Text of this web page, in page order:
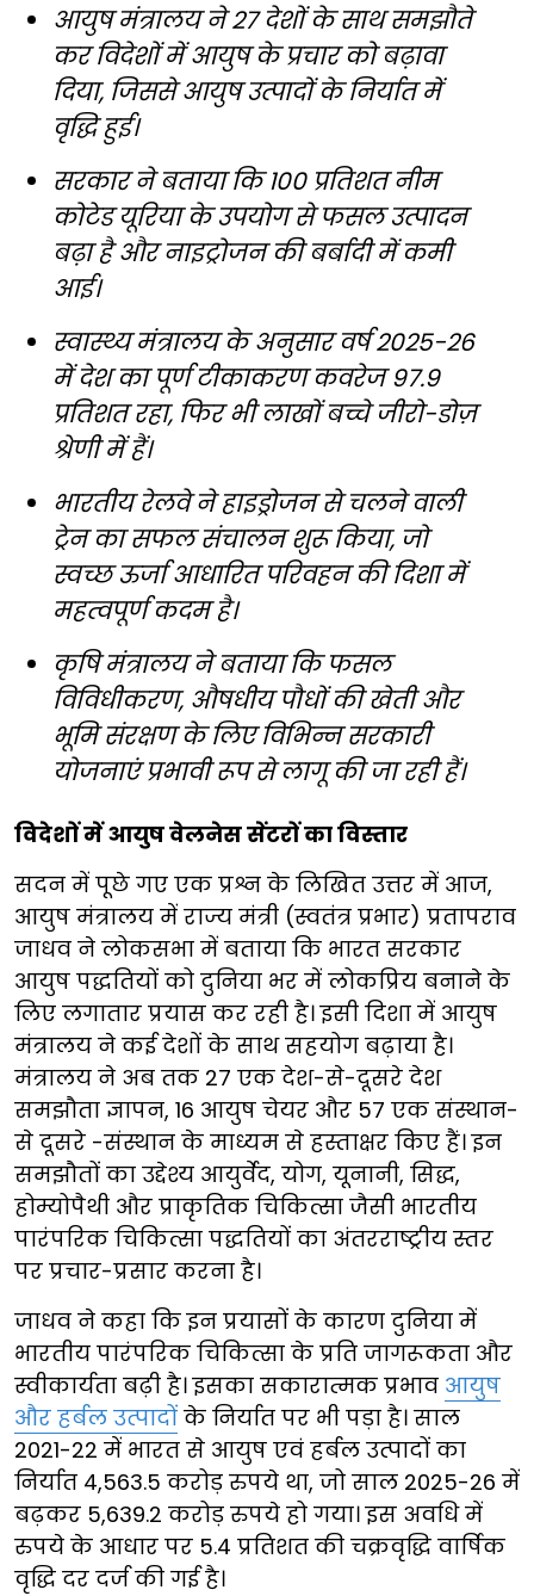
आयुष मंत्रालय ने 27 देशों के साथ समझौते
कर विदेशों में आयुष के प्रचार को बढ़ावा
दिया, जिससे आयुष उत्पादों के निर्यात में
वृद्धि हुई।
सरकार ने बताया कि 100 प्रतिशत नीम
कोटेड यूरिया के उपयोग से फसल उत्पादन
बढ़ा है और नाइट्रोजन की बर्बादी में कमी
आई।
स्वास्थ्य मंत्रालय के अनुसार वर्ष 2025-26
में देश का पूर्ण टीकाकरण कवरेज 97.9
प्रतिशत रहा, फिर भी लाखों बच्चे जीरो-डोज़
श्रेणी में हैं।
भारतीय रेलवे ने हाइड्रोजन से चलने वाली
ट्रेन का सफल संचालन शुरू किया, जो
स्वच्छ ऊर्जा आधारित परिवहन की दिशा में
महत्वपूर्ण कदम है।
कृषि मंत्रालय ने बताया कि फसल
विविधीकरण, औषधीय पौधों की खेती और
भूमि संरक्षण के लिए विभिन्न सरकारी
योजनाएं प्रभावी रूप से लागू की जा रही हैं।
विदेशों में आयुष वेलनेस सेंटरों का विस्तार
सदन में पूछे गए एक प्रश्न के लिखित उत्तर में आज,
आयुष मंत्रालय में राज्य मंत्री (स्वतंत्र प्रभार) प्रतापराव
जाधव ने लोकसभा में बताया कि भारत सरकार
आयुष पद्धतियों को दुनिया भर में लोकप्रिय बनाने के
लिए लगातार प्रयास कर रही है। इसी दिशा में आयुष
मंत्रालय ने कई देशों के साथ सहयोग बढ़ाया है।
मंत्रालय ने अब तक 27 एक देश-से-दूसरे देश
समझौता ज्ञापन, 16 आयुष चेयर और 57 एक संस्थान-
से दूसरे -संस्थान के माध्यम से हस्ताक्षर किए हैं। इन
समझौतों का उद्देश्य आयुर्वेद, योग, यूनानी, सिद्ध,
होम्योपैथी और प्राकृतिक चिकित्सा जैसी भारतीय
पारंपरिक चिकित्सा पद्धतियों का अंतरराष्ट्रीय स्तर
पर प्रचार-प्रसार करना है।
जाधव ने कहा कि इन प्रयासों के कारण दुनिया में
भारतीय पारंपरिक चिकित्सा के प्रति जागरूकता और
स्वीकार्यता बढ़ी है। इसका सकारात्मक प्रभाव आयुष
और हर्बल उत्पादों के निर्यात पर भी पड़ा है। साल
2021-22 में भारत से आयुष एवं हर्बल उत्पादों का
निर्यात 4,563.5 करोड़ रुपये था, जो साल 2025-26 में
बढ़कर 5,639.2 करोड़ रुपये हो गया। इस अवधि में
रुपये के आधार पर 5.4 प्रतिशत की चक्रवृद्धि वार्षिक
वृद्धि दर दर्ज की गई है।